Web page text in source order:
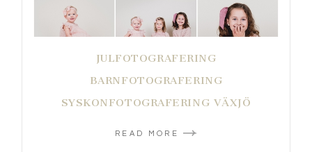
JULFOTOGRAFERING
BARNFOTOGRAFERING
SYSKONFOTOGRAFERING VÄXJÖ
READ MORE